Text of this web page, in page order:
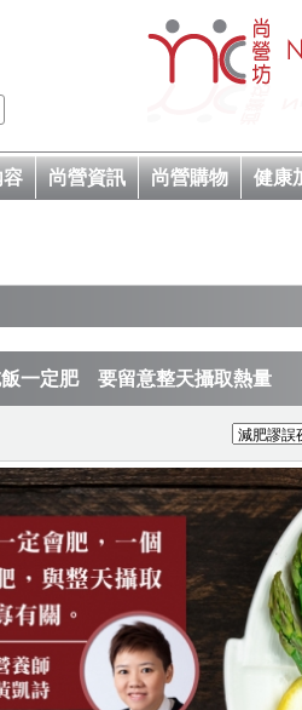
容 尚營資訊 尚營購物 健康
一定肥 要留意整天攝取熱量